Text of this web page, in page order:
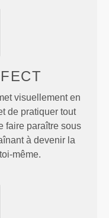
visuellement en
de pratiquer tout
faire paraître sous
à devenir la
même.